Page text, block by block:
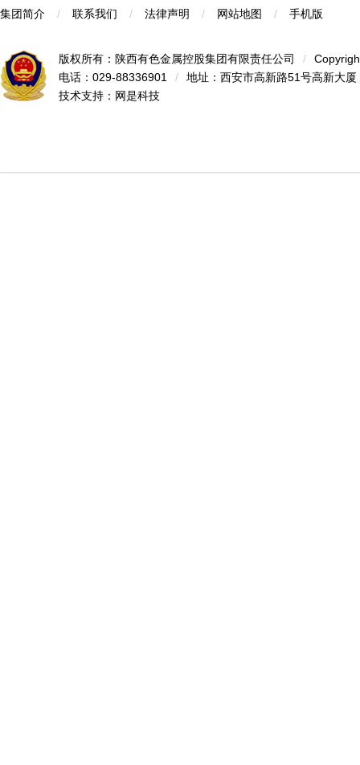
集团简介 / 联系我们 / 法律声明 / 网站地图 / 手机版
版权所有：陕西有色金属控股集团有限责任公司 /
电话：029-88336901
/
地址：西安市高新路51号高新大厦
技术支持： 网是科技